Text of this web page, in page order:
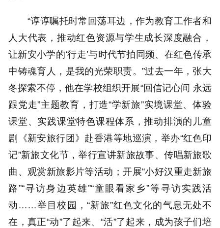
“谆谆嘱托时常回荡耳边，作为教育工作者和
人大代表，推动红色资源与学生成长深度融合，
让新安小学的‘行走’与时代节拍同频、在红色传承
中铸魂育人，是我的光荣职责。”过去一年，张大
冬探索不停，他在学校组织开展“回信记心间 永远
跟党走”主题教育，打造“学新旅”实境课堂、体验
课堂、实践课堂特色课程体系，推动排演的儿童
剧《新安旅行团》赴香港等地巡演，举办“红色印
记”新旅文化节，举行宣讲新旅故事、传唱新旅歌
曲、观赏新旅影片等活动；开展“小好汉重走新旅
路”“寻访身边英雄”“童眼看家乡”等寻访实践活
动……举目校园，“新旅”红色文化的气息无处不
在，真正“动”了起来、“活”了起来，成为孩子们培